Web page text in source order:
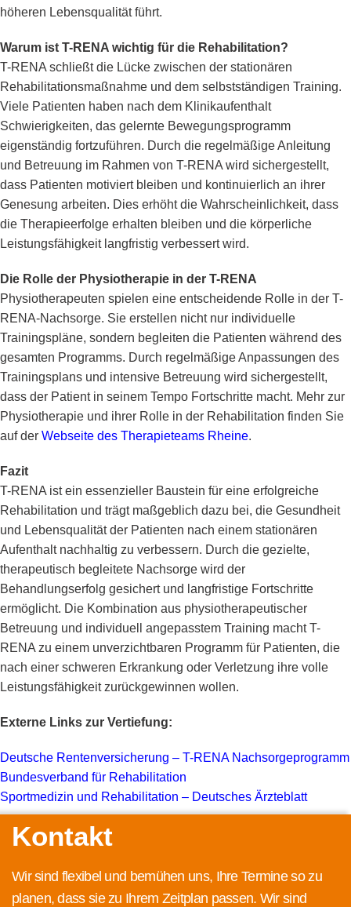
höheren Lebensqualität führt.
Warum ist T-RENA wichtig für die Rehabilitation?
T-RENA schließt die Lücke zwischen der stationären
Rehabilitationsmaßnahme und dem selbstständigen Training.
Viele Patienten haben nach dem Klinikaufenthalt
Schwierigkeiten, das gelernte Bewegungsprogramm
eigenständig fortzuführen. Durch die regelmäßige Anleitung
und Betreuung im Rahmen von T-RENA wird sichergestellt,
dass Patienten motiviert bleiben und kontinuierlich an ihrer
Genesung arbeiten. Dies erhöht die Wahrscheinlichkeit, dass
die Therapieerfolge erhalten bleiben und die körperliche
Leistungsfähigkeit langfristig verbessert wird.
Die Rolle der Physiotherapie in der T-RENA
Physiotherapeuten spielen eine entscheidende Rolle in der T-
RENA-Nachsorge. Sie erstellen nicht nur individuelle
Trainingspläne, sondern begleiten die Patienten während des
gesamten Programms. Durch regelmäßige Anpassungen des
Trainingsplans und intensive Betreuung wird sichergestellt,
dass der Patient in seinem Tempo Fortschritte macht. Mehr zur
Physiotherapie und ihrer Rolle in der Rehabilitation finden Sie
auf der Webseite des Therapieteams Rheine.
Fazit
T-RENA ist ein essenzieller Baustein für eine erfolgreiche
Rehabilitation und trägt maßgeblich dazu bei, die Gesundheit
und Lebensqualität der Patienten nach einem stationären
Aufenthalt nachhaltig zu verbessern. Durch die gezielte,
therapeutisch begleitete Nachsorge wird der
Behandlungserfolg gesichert und langfristige Fortschritte
ermöglicht. Die Kombination aus physiotherapeutischer
Betreuung und individuell angepasstem Training macht T-
RENA zu einem unverzichtbaren Programm für Patienten, die
nach einer schweren Erkrankung oder Verletzung ihre volle
Leistungsfähigkeit zurückgewinnen wollen.
Externe Links zur Vertiefung:
Deutsche Rentenversicherung – T-RENA Nachsorgeprogramm
Bundesverband für Rehabilitation
Sportmedizin und Rehabilitation – Deutsches Ärzteblatt
Kontakt
Wir sind flexibel und bemühen uns, Ihre Termine so zu
planen, dass sie zu Ihrem Zeitplan passen. Wir sind